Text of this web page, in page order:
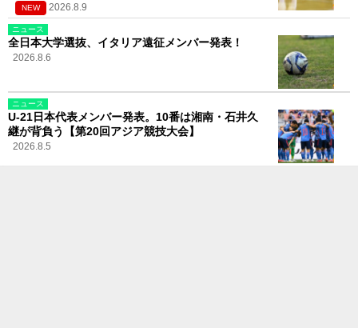
NEW 2026.8.9
ニュース
全日本大学選抜、イタリア遠征メンバー発表！
2026.8.6
ニュース
U-21日本代表メンバー発表。10番は湘南・石井久
継が背負う【第20回アジア競技大会】
2026.8.5